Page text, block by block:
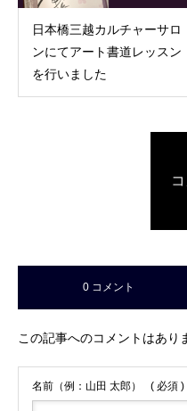
日本橋三越カルチャーサロ
ンにてアート書道レッスン
を行いました
0 コメント
この記事へのコメントはあり
名前（例：山田 太郎） ( 必須 )